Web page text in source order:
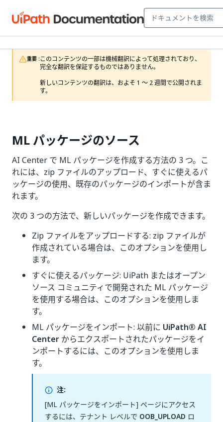
重要 :このコンテンツの一部は機械翻訳によって処理されており、
完全な翻訳を保証するものではありません。
新しいコンテンツの翻訳は、およそ 1 ～ 2 週間で公開されま
す。
ML パッケージのソース
AI Center で ML パッケージを作成する方法の 3 つ。こ
れには、zip ファイルのアップロード、すぐに使えるパ
ッケージの使用、既存のパッケージのインポートが含ま
れます。
次の 3 つの方法で、新しいパッケージを作成できます。
Zip ファイルをアップロードする: zip ファイルが
作成されている場合は、このオプションを使用し
ます。
すぐに使えるパッケージ: UiPath またはオープン
ソース コミュニティで開発された ML パッケージ
を使用する場合は、このオプションを使用しま
す。
ML パッケージをインポート: 以前に UiPath® AI
Center からエクスポートされたパッケージをイ
ンポートするには、このオプションを使用しま
す。
注:
[ML パッケージをインポート] ページにアクセス
するには、テナント レベルで OOB_UPLOAD ロ